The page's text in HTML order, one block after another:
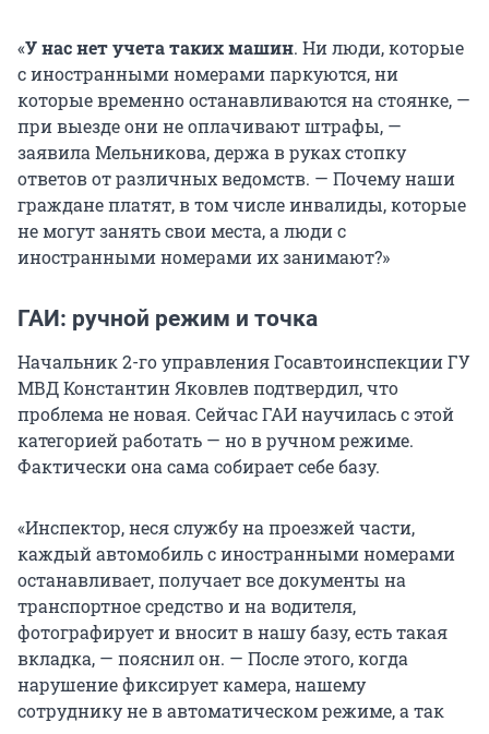
«У нас нет учета таких машин. Ни люди, которые
с иностранными номерами паркуются, ни
которые временно останавливаются на стоянке, —
при выезде они не оплачивают штрафы, —
заявила Мельникова, держа в руках стопку
ответов от различных ведомств. — Почему наши
граждане платят, в том числе инвалиды, которые
не могут занять свои места, а люди с
иностранными номерами их занимают?»
ГАИ: ручной режим и точка
Начальник 2-го управления Госавтоинспекции ГУ
МВД Константин Яковлев подтвердил, что
проблема не новая. Сейчас ГАИ научилась с этой
категорией работать — но в ручном режиме.
Фактически она сама собирает себе базу.
«Инспектор, неся службу на проезжей части,
каждый автомобиль с иностранными номерами
останавливает, получает все документы на
транспортное средство и на водителя,
фотографирует и вносит в нашу базу, есть такая
вкладка, — пояснил он. — После этого, когда
нарушение фиксирует камера, нашему
сотруднику не в автоматическом режиме, а так